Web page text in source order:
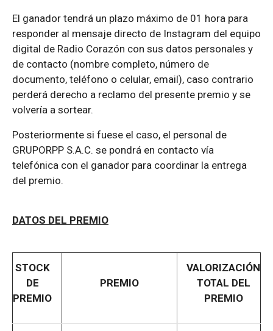
El ganador tendrá un plazo máximo de 01 hora para
responder al mensaje directo de Instagram del equipo
digital de Radio Corazón con sus datos personales y
de contacto (nombre completo, número de
documento, teléfono o celular, email), caso contrario
perderá derecho a reclamo del presente premio y se
volvería a sortear.
Posteriormente si fuese el caso, el personal de
GRUPORPP S.A.C. se pondrá en contacto vía
telefónica con el ganador para coordinar la entrega
del premio.
DATOS DEL PREMIO
STOCK
DE
PREMIO
PREMIO
VALORIZACIÓN
TOTAL DEL
PREMIO